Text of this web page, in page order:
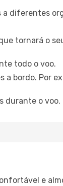
a diferentes
tornará o
todo o voo.
a bordo. Por
durante o voo.
e